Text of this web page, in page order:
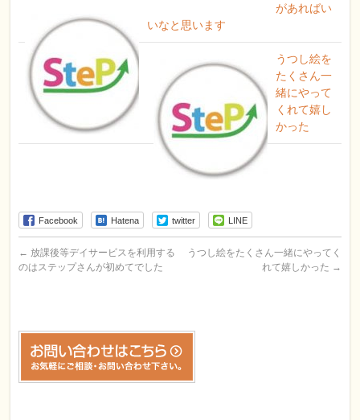
があればい
いなと思います
うつし絵を
たくさん一
緒にやって
くれて嬉し
かった
Facebook Hatena twitter LINE
← 放課後等デイサービスを利用する
のはステップさんが初めてでした
うつし絵をたくさん一緒にやってく
れて嬉しかった →